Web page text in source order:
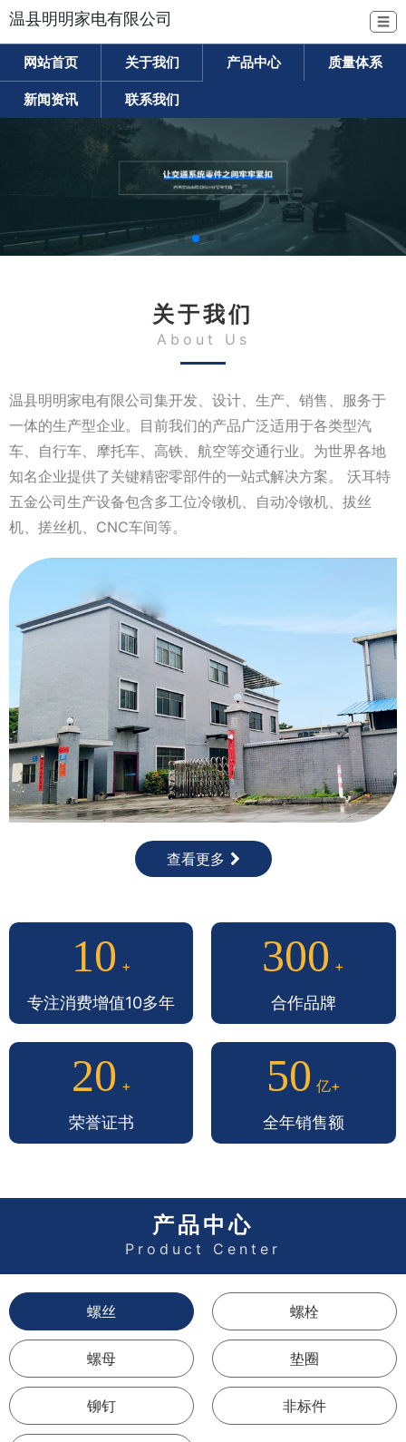
温县明明家电有限公司 ☰
网站首页 关于我们 产品中心 质量体系
新闻资讯 联系我们
关于我们
About Us
温县明明家电有限公司集开发、设计、生产、销售、服务于
一体的生产型企业。目前我们的产品广泛适用于各类型汽
车、自行车、摩托车、高铁、航空等交通行业。为世界各地
知名企业提供了关键精密零部件的一站式解决方案。 沃耳特
五金公司生产设备包含多工位冷镦机、自动冷镦机、拔丝
机、搓丝机、CNC车间等。
查看更多
10 +
专注消费增值10多年
300 +
合作品牌
20 +
荣誉证书
50 亿+
全年销售额
产品中心
Product Center
螺丝 螺栓
螺母 垫圈
铆钉 非标件